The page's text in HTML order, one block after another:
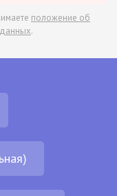
положение об
.